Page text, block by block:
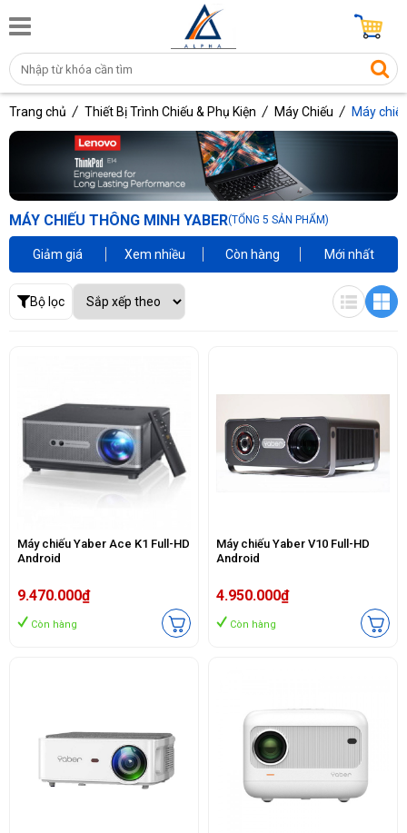
Trang chủ Thiết Bị Trình Chiếu & Phụ Kiện Máy Chiếu Máy
MÁY CHIẾU THÔNG MINH YABER(TỔNG 5 SẢN PHẨM)
Giảm giá Xem nhiều Còn hàng Mới nhất
Bộ lọc
Máy chiếu Yaber Ace K1 Full-HD
Android
9.470.000₫
Còn hàng
Máy chiếu Yaber V10 Full-HD
Android
4.950.000₫
Còn hàng